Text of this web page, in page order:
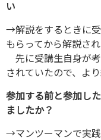
い
→解説をするときに
もらってから解説さ
先に受講生自身が
されていたので、よ
参加する前と参加し
ましたか？
→マンツーマンで実